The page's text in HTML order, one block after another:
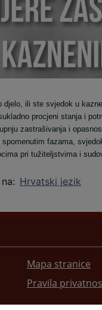
djelo, ili ste svjedok u
procjeni stanja i
zastrašivanja i
fazama,
pri tužiteljstvima i
: Hrvatski jezik
Mapa stranice
Pravila